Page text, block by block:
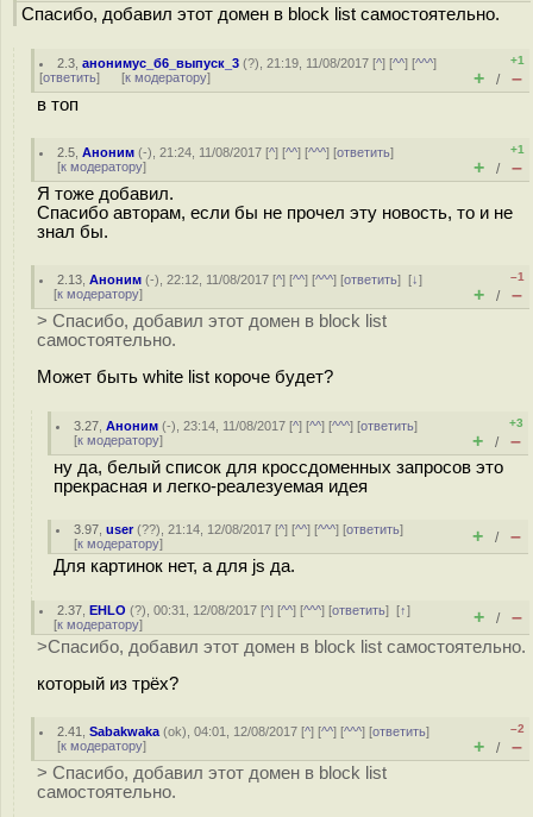
Спасибо, добавил этот домен в block list самостоятельно.
2.3 ,анонимус_б6_выпуск_3 (?), 21:19, 11/08/2017 [^] [^^] [^^^]
[ответить] [к модератору]
+1
+ / –
в топ
2.5 ,Аноним (-), 21:24, 11/08/2017 [^] [^^] [^^^] [ответить]
[к модератору]
+1
+ / –
Я тоже добавил.
Спасибо авторам, если бы не прочел эту новость, то и не
знал бы.
2.13 ,Аноним (-), 22:12, 11/08/2017 [^] [^^] [^^^] [ответить][↓]
[к модератору]
–1
+ / –
> Спасибо, добавил этот домен в block list
самостоятельно.
Может быть white list короче будет?
3.27 ,Аноним (-), 23:14, 11/08/2017 [^] [^^] [^^^] [ответить]
[к модератору]
+3
+ / –
ну да, белый список для кроссдоменных запросов это
прекрасная и легко-реалезуемая идея
3.97 ,user(??), 21:14, 12/08/2017 [^] [^^] [^^^] [ответить]
[к модератору] + / –
Для картинок нет, а для js да.
2.37 ,EHLO (?), 00:31, 12/08/2017 [^] [^^] [^^^] [ответить][↑]
[к модератору] + / –
>Спасибо, добавил этот домен в block list самостоятельно.
который из трёх?
2.41 ,Sabakwaka (ok), 04:01, 12/08/2017 [^] [^^] [^^^] [ответить]
[к модератору]
–2
+ / –
> Спасибо, добавил этот домен в block list
самостоятельно.